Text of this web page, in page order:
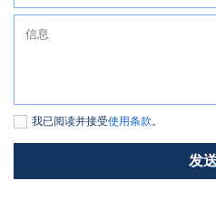
我已阅读并接受使用条款。
发送